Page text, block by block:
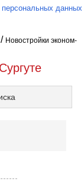
/ Новостройки эконом-
персональных данных